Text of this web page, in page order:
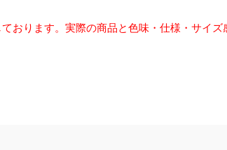
おります。実際の商品と色味・仕様・サイズ